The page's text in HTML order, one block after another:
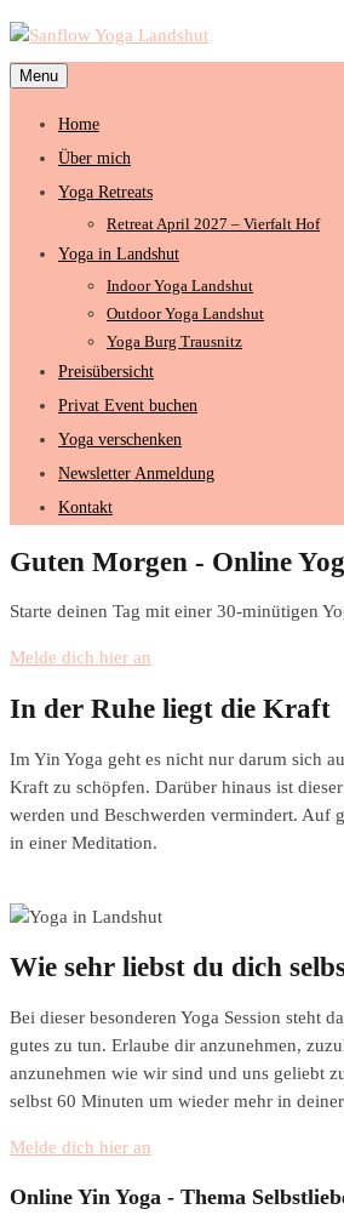
Menu
Home
Über mich
Yoga Retreats
Retreat April 2027 – Vierfalt Hof
Yoga in Landshut
Indoor Yoga Landshut
Outdoor Yoga Landshut
Yoga Burg Trausnitz
Preisübersicht
Privat Event buchen
Yoga verschenken
Newsletter Anmeldung
Kontakt
Guten Morgen - Online
Starte deinen Tag mit einer 30-minütigen
Melde dich hier an
In der Ruhe liegt die Kraft
Im Yin Yoga geht es nicht nur darum sich
Kraft zu schöpfen. Darüber hinaus ist
werden und Beschwerden vermindert. Auf
in einer Meditation.
Wie sehr liebst du dich
Bei dieser besonderen Yoga Session steht
gutes zu tun. Erlaube dir anzunehmen,
anzunehmen wie wir sind und uns geliebt
selbst 60 Minuten um wieder mehr in
Melde dich hier an
Online Yin Yoga - Thema